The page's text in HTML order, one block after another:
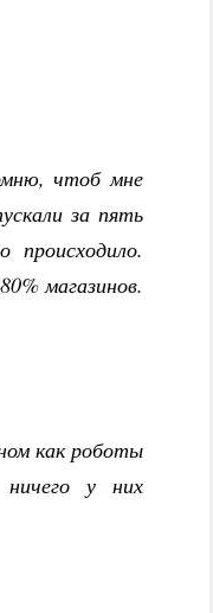
чтоб мне
за пять
магазинов.
как роботы
у них